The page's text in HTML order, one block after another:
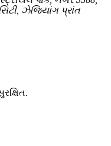
ઝેજિયાંગ પ્રાંત